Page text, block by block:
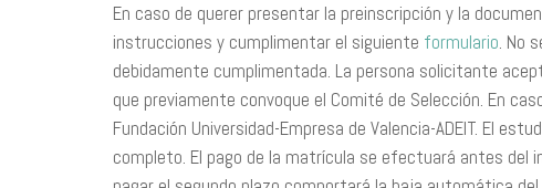
En caso de querer presentar la preinscripción y la
instrucciones y cumplimentar el siguiente formulario. No
debidamente cumplimentada. La persona solicitante
que previamente convoque el Comité de Selección. En
Fundación Universidad-Empresa de Valencia-ADEIT. El
completo. El pago de la matrícula se efectuará antes del